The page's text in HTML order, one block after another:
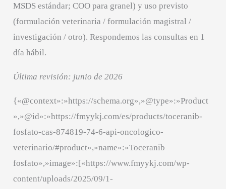
MSDS estándar; COO para granel) y uso previsto
(formulación veterinaria / formulación magistral /
investigación / otro). Respondemos las consultas en 1
día hábil.
Última revisión: junio de 2026
{«@context»:»https://schema.org»,»@type»:»Product
»,»@id»:»https://fmyykj.com/es/products/toceranib-
fosfato-cas-874819-74-6-api-oncologico-
veterinario/#product»,»name»:»Toceranib
fosfato»,»image»:[«https://www.fmyykj.com/wp-
content/uploads/2025/09/1-